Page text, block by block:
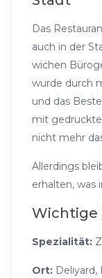
Das
auch in der
wichen
wurde durch
und das
mit
nicht mehr
Allerdings
erhalten, was
Wichtige
Spezialität:
Ort: Deliyard,